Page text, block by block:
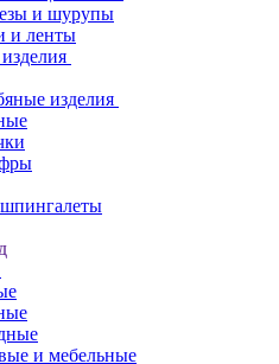
и шурупы
и ленты
изделия
и мебельные